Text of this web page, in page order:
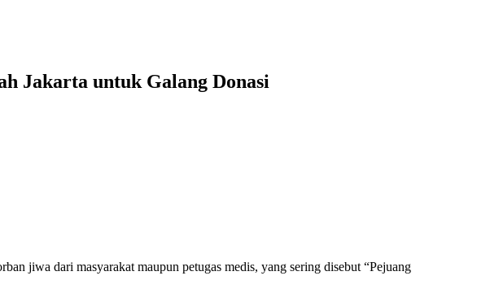
Jakarta untuk Galang Donasi
jiwa dari masyarakat maupun petugas medis, yang sering disebut “Pejuang